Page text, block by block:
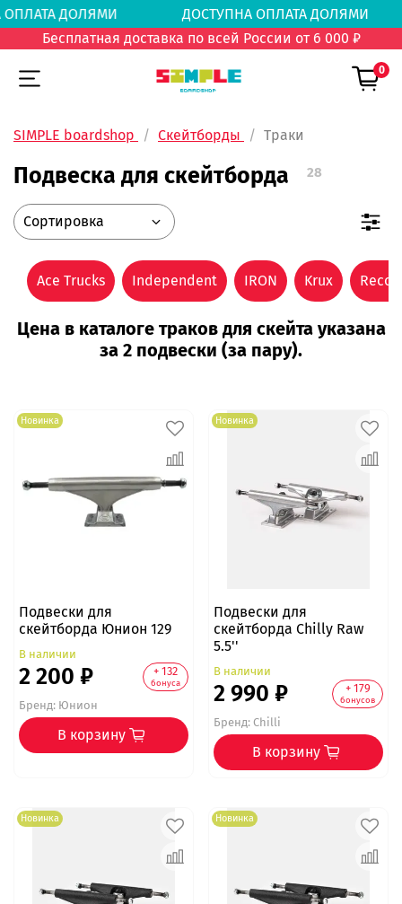
ОПЛАТА ДОЛЯМИ
ДОСТУПНА ОПЛАТА
Бесплатная доставка по всей России от 6 000 ₽
0
SIMPLE boardshop Скейтборды Траки
Подвеска для скейтборда 28
Ace Trucks Independent IRON Krux
Цена в каталоге траков для скейта указана
за 2 подвески (за пару).
Новинка
Подвески для
скейтборда Юнион 129
В наличии
2 200 ₽ + 132
бонуса
Бренд:Юнион
В корзину
Новинка
Подвески для
скейтборда Chilly Raw
5.5''
В наличии
2 990 ₽ + 179
бонусов
Бренд:Chilli
В корзину
Новинка Новинка